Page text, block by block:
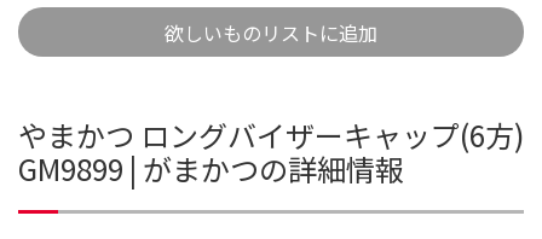
欲しいものリストに追加
やまかつ ロングバイザーキャップ(6方)
GM9899 | がまかつの詳細情報